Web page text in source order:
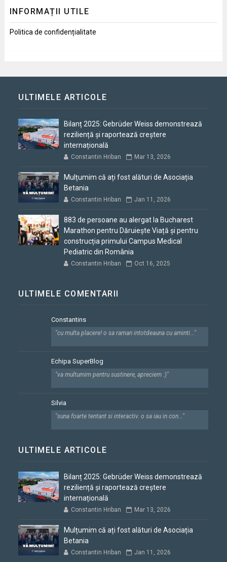
INFORMAȚII UTILE
Politica de confidențialitate
ULTIMELE ARTICOLE
Bilanț 2025: Gebrüder Weiss demonstrează
reziliență și raportează creștere
internațională
Constantin Hriban Mar 13, 2026
Mulțumim că ați fost alături de Asociația
Betania
Constantin Hriban Jan 11, 2026
883 de persoane au alergat la Bucharest
Marathon pentru Dăruiește Viață și pentru
construcția primului Campus Medical
Pediatric din România
Constantin Hriban Oct 16, 2025
ULTIMELE COMENTARII
Constantins
"cu multa placere! o sa raman intotdeauna cu aminti..."
Echipa SuperBlog
"va multumim pentru sustinere, apreciem :)"
Silvia
"suna foarte tentant si interactiv. o sa iau in con..."
ULTIMELE ARTICOLE
Bilanț 2025: Gebrüder Weiss demonstrează
reziliență și raportează creștere
internațională
Constantin Hriban Mar 13, 2026
Mulțumim că ați fost alături de Asociația
Betania
Constantin Hriban Jan 11, 2026